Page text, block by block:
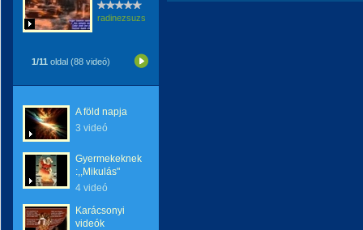
radinezsuzsa
1/11 oldal (88 videó)
A föld napja
3 videó
Gyermekeknek
:,,Mikulás"
4 videó
Karácsonyi
videók